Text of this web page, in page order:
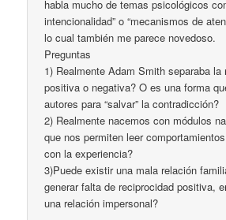
habla mucho de temas psicológicos
intencionalidad” o “mecanismos de
lo cual también me parece novedoso.
Preguntas
1) Realmente Adam Smith separaba la
positiva o negativa? O es una forma
autores para “salvar” la contradicción?
2) Realmente nacemos con módulos
que nos permiten leer
con la experiencia?
3)Puede existir una mala relación
generar falta de reciprocidad positiva,
una relación impersonal?